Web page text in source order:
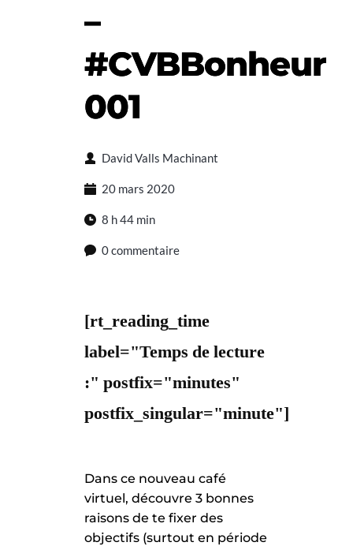
–
#CVBBonheur
001
David Valls Machinant
20 mars 2020
8 h 44 min
0 commentaire
[rt_reading_time
label="Temps de lecture
:" postfix="minutes"
postfix_singular="minute"]
Dans ce nouveau café
virtuel, découvre 3 bonnes
raisons de te fixer des
objectifs (surtout en période